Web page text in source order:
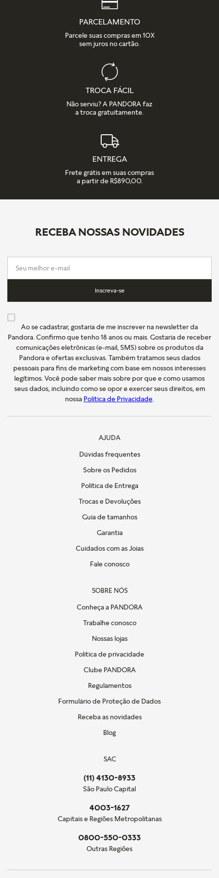
PARCELAMENTO
Parcele suas compras em 10X
sem juros no cartão.
TROCA FÁCIL
Não serviu? A PANDORA faz
a troca gratuitamente.
ENTREGA
Frete grátis em suas compras
a partir de R$890,00.
RECEBA NOSSAS NOVIDADES
Inscreva-se
Ao se cadastrar, gostaria de me inscrever na newsletter da
Pandora. Confirmo que tenho 18 anos ou mais. Gostaria de receber
comunicações eletrônicas (e-mail, SMS) sobre os produtos da
Pandora e ofertas exclusivas. Também tratamos seus dados
pessoais para fins de marketing com base em nossos interesses
legítimos. Você pode saber mais sobre por que e como usamos
seus dados, incluindo como se opor e exercer seus direitos, em
nossa Política de Privacidade
AJUDA
Dúvidas frequentes
Sobre os Pedidos
Política de Entrega
Trocas e Devoluções
Guia de tamanhos
Garantia
Cuidados com as Joias
Fale conosco
SOBRE NÓS
Conheça a PANDORA
Trabalhe conosco
Nossas lojas
Politica de privacidade
Clube PANDORA
Regulamentos
Formulário de Proteção de Dados
Receba as novidades
Blog
SAC
(11) 4130-8933
São Paulo Capital
4003-1627
Capitais e Regiões Metropolitanas
0800-550-0333
Outras Regiões